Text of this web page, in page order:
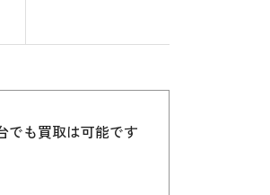
でも買取は可能です